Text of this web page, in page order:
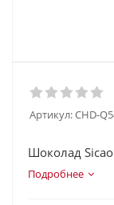
Артикул:CHD-
Шоколад
Подробнее